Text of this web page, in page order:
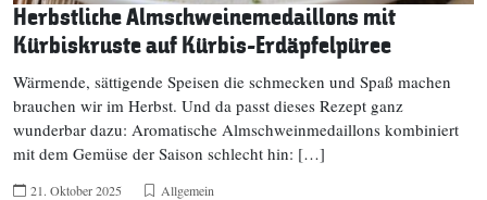
Herbstliche Almschweinemedaillons mit
Kürbiskruste auf Kürbis-Erdäpfelpüree
Wärmende, sättigende Speisen die schmecken und Spaß machen
brauchen wir im Herbst. Und da passt dieses Rezept ganz
wunderbar dazu: Aromatische Almschweinmedaillons kombiniert
mit dem Gemüse der Saison schlecht hin: […]
21. Oktober 2025 Allgemein